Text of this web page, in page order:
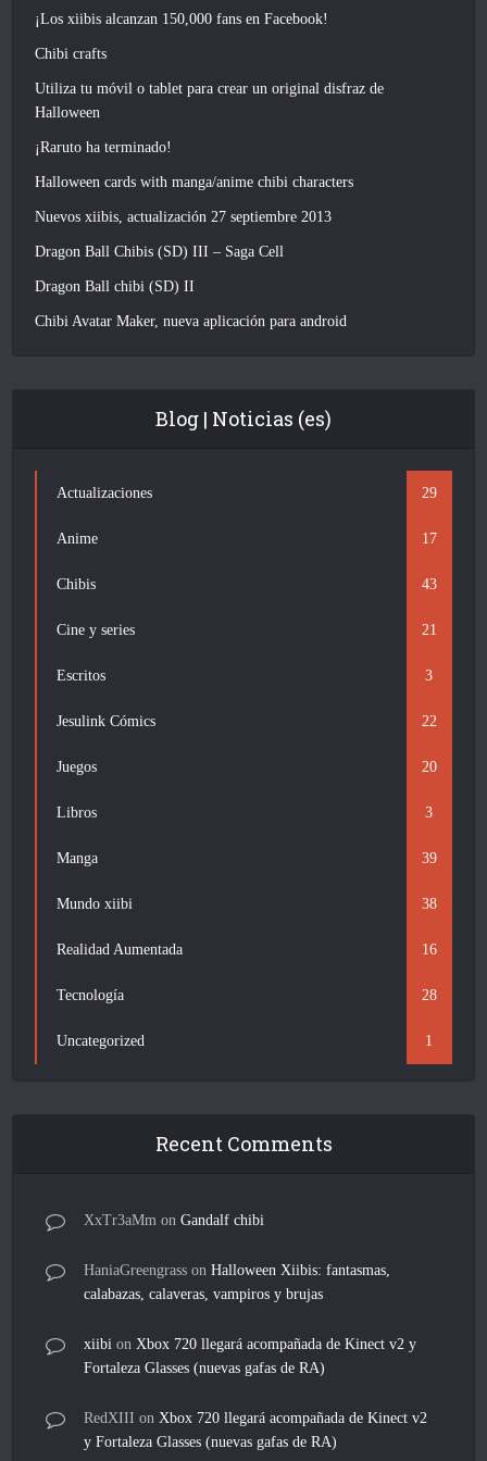
¡Los xiibis alcanzan 150,000 fans en Facebook!
Chibi crafts
Utiliza tu móvil o tablet para crear un original disfraz de
Halloween
¡Raruto ha terminado!
Halloween cards with manga/anime chibi characters
Nuevos xiibis, actualización 27 septiembre 2013
Dragon Ball Chibis (SD) III – Saga Cell
Dragon Ball chibi (SD) II
Chibi Avatar Maker, nueva aplicación para android
Blog | Noticias (es)
Actualizaciones 29
Anime 17
Chibis 43
Cine y series 21
Escritos 3
Jesulink Cómics 22
Juegos 20
Libros 3
Manga 39
Mundo xiibi 38
Realidad Aumentada 16
Tecnología 28
Uncategorized 1
Recent Comments
XxTr3aMm onGandalf chibi
HaniaGreengrass onHalloween Xiibis: fantasmas,
calabazas, calaveras, vampiros y brujas
xiibi onXbox 720 llegará acompañada de Kinect v2 y
Fortaleza Glasses (nuevas gafas de RA)
RedXIII onXbox 720 llegará acompañada de Kinect v2
y Fortaleza Glasses (nuevas gafas de RA)